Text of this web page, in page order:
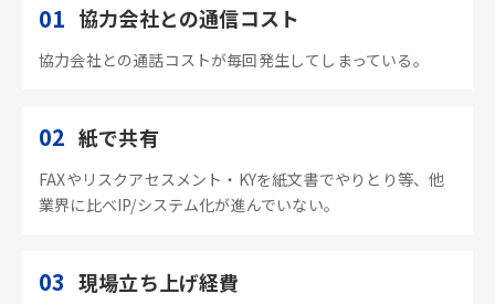
01 協力会社との通信コスト
協力会社との通話コストが毎回発生してしまっている。
02 紙で共有
FAXやリスクアセスメント・KYを紙文書でやりとり等、他
業界に比べIP/システム化が進んでいない。
03 現場立ち上げ経費